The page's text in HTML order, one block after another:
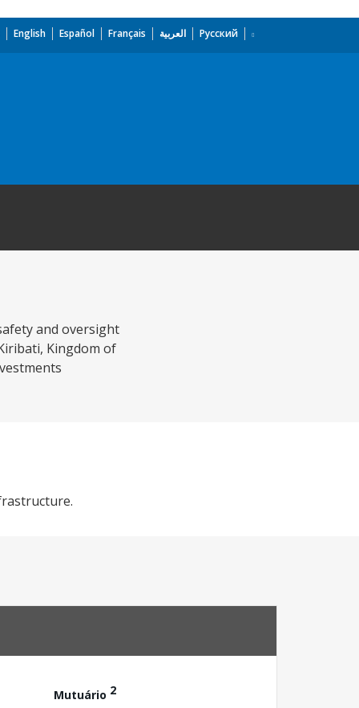
English Español Français العربية Русский
and oversight
Kingdom of
Mutuário 2